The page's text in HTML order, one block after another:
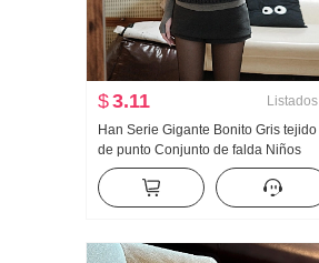
$3.11 Listados
Han Serie Gigante Bonito Gris tejido
de punto Conjunto de falda Niños
Otoño e invierno 2026 Nuevo Super
Fuego Estilo Ropa de invierno Un
conjunto completo